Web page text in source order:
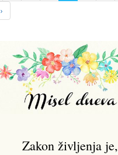
›
Zakon življenja je,